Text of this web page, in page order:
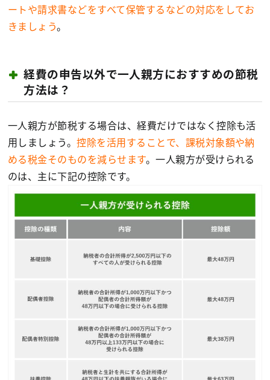
ートや請求書などをすべて保管するなどの対応をしてお
きましょう。
経費の申告以外で一人親方におすすめの節税
方法は？
一人親方が節税する場合は、経費だけではなく控除も活
用しましょう。控除を活用することで、課税対象額や納
める税金そのものを減らせます。一人親方が受けられる
のは、主に下記の控除です。